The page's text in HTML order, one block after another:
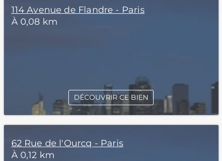
114 Avenue de Flandre - Paris
À 0,08 km
DÉCOUVRIR CE BIEN
62 Rue de l'Ourcq - Paris
À 0,12 km